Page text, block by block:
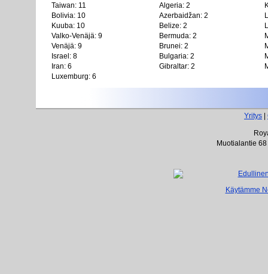
Taiwan: 11
Bolivia: 10
Kuuba: 10
Valko-Venäjä: 9
Venäjä: 9
Israel: 8
Iran: 6
Luxemburg: 6
Algeria: 2
Azerbaidžan: 2
Belize: 2
Bermuda: 2
Brunei: 2
Bulgaria: 2
Gibraltar: 2
Yritys
Muotialantie
Käytämme